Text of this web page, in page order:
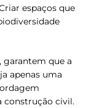
espaços que
garantem que a
apenas uma
construção civil.